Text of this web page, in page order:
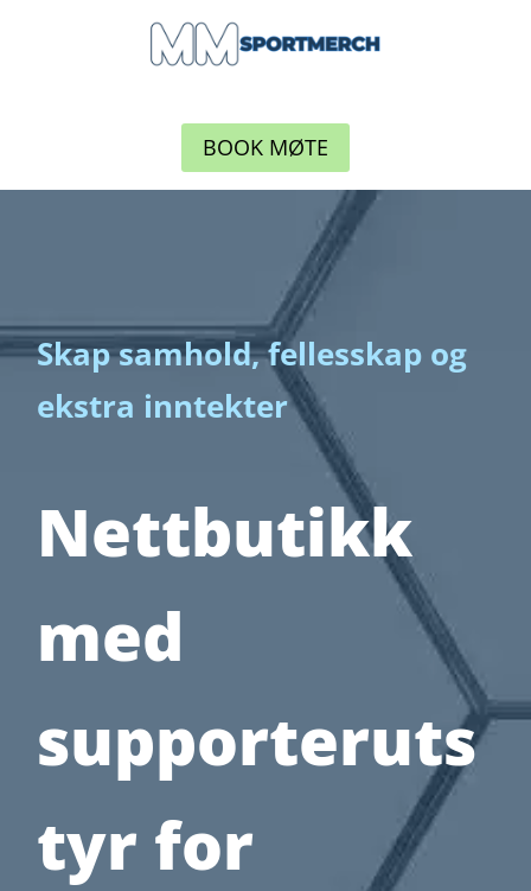
BOOK MØTE
Skap samhold, fellesskap og
ekstra inntekter
Nettbutikk
med
supporteruts
tyr for